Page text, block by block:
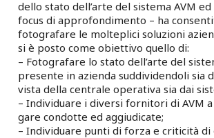
dello stato dell’arte del sistema AVM ed
focus di approfondimento – ha
fotografare le molteplici soluzioni
si è posto come obiettivo quello di:
– Fotografare lo stato dell’arte del
presente in azienda suddividendoli sia
vista della centrale operativa sia dai
– Individuare i diversi fornitori di AVM
gare condotte ed aggiudicate;
– Individuare punti di forza e criticità di